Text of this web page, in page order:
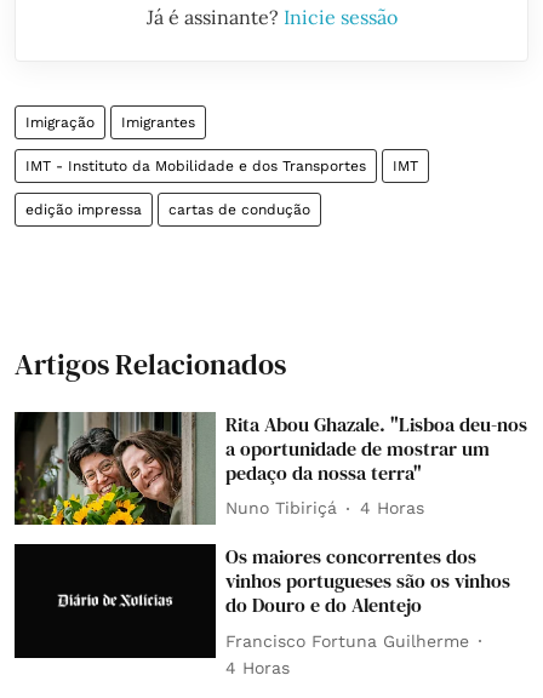
Já é assinante? Inicie sessão
Imigração Imigrantes
IMT - Instituto da Mobilidade e dos Transportes IMT
edição impressa cartas de condução
Artigos Relacionados
Rita Abou Ghazale. "Lisboa deu-nos
a oportunidade de mostrar um
pedaço da nossa terra"
Nuno Tibiriçá 4 Horas
Os maiores concorrentes dos
vinhos portugueses são os vinhos
do Douro e do Alentejo
Francisco Fortuna Guilherme
4 Horas